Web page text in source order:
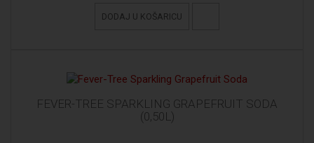
DODAJ U KOŠARICU
FEVER-TREE SPARKLING GRAPEFRUIT SODA
(0,50L)